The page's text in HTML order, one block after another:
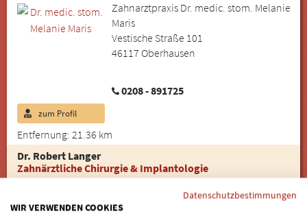
Zahnarztpraxis Dr. medic. stom. Melanie
Maris
Vestische Straße 101
46117 Oberhausen
0208 - 891725
Entfernung: 21.36 km
zum Profil
Dr. Robert Langer
Zahnärztliche Chirurgie & Implantologie
Am Alfredusbad 8Datenschutzbestimmungen
WIR VERWENDEN COOKIES